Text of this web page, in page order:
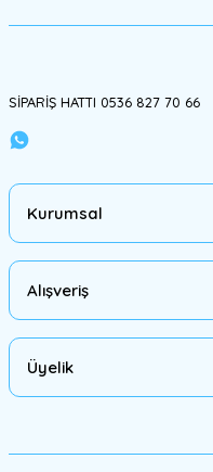
SİPARİŞ HATTI 0536 827 70 66
Kurumsal
Alışveriş
Üyelik